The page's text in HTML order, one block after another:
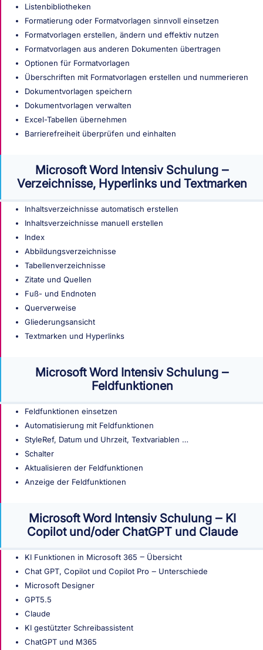
Listenbibliotheken
Formatierung oder Formatvorlagen sinnvoll einsetzen
Formatvorlagen erstellen, ändern und effektiv nutzen
Formatvorlagen aus anderen Dokumenten übertragen
Optionen für Formatvorlagen
Überschriften mit Formatvorlagen erstellen und nummerieren
Dokumentvorlagen speichern
Dokumentvorlagen verwalten
Excel-Tabellen übernehmen
Barrierefreiheit überprüfen und einhalten
Microsoft Word Intensiv Schulung ‒
Verzeichnisse, Hyperlinks und Textmarken
Inhaltsverzeichnisse automatisch erstellen
Inhaltsverzeichnisse manuell erstellen
Index
Abbildungsverzeichnisse
Tabellenverzeichnisse
Zitate und Quellen
Fuß- und Endnoten
Querverweise
Gliederungsansicht
Textmarken und Hyperlinks
Microsoft Word Intensiv Schulung ‒
Feldfunktionen
Feldfunktionen einsetzen
Automatisierung mit Feldfunktionen
StyleRef, Datum und Uhrzeit, Textvariablen …
Schalter
Aktualisieren der Feldfunktionen
Anzeige der Feldfunktionen
Microsoft Word Intensiv Schulung ‒ KI
Copilot und/oder ChatGPT und Claude
KI Funktionen in Microsoft 365 ‒ Übersicht
Chat GPT, Copilot und Copilot Pro ‒ Unterschiede
Microsoft Designer
GPT5.5
Claude
KI gestützter Schreibassistent
ChatGPT und M365